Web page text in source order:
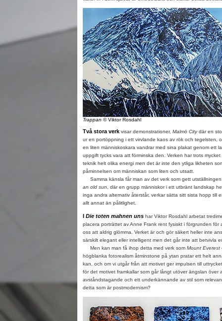
Trappan © Viktor Rosdahl
Två stora verkvisar demonstrationer, Malmö Citydär en
ur en portöppning i ett virvlande kaos av rök och tegelsten,
en liten människoskara vandrar med sina plakat genom ett
uppgift tycks vara att förminska den. Verken har trots
teknik helt olika energi men det är inte den ytliga likheten
påminnelsen om människan som liten och utsatt.
Samma känsla får man av det verk som gett
an old sun , där en grupp människor i ett utbränt landskap
inga andra alternativ återstår, verkar sätta sitt sista hopp till
allt annat än pålitlighet.
I Die toten mahnen uns har Viktor Rosdahl arbetat
placera porträttet av Anne Frank rent fysiskt i förgrunden för
oss att aldrig glömma. Verket är och gör säkert heller inte
särskilt elegant eller intelligent men det går inte att betvivla
Men kan man få ihop detta med verk som Mount Everest
högblanka fotorealism åtminstone på ytan pratar ett helt
kan, och om vi utgår från att motivet ger impulsen till
för det motivet framkallar som går långt utöver ängslan över
avståndstagande och ett underkännande av stil som
detta som är postmodernism?